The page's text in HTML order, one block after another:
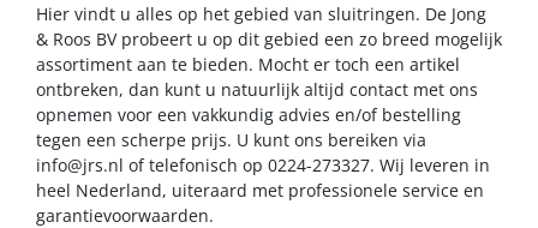
Hier vindt u alles op het gebied van sluitringen. De Jong
& Roos BV probeert u op dit gebied een zo breed mogelijk
assortiment aan te bieden. Mocht er toch een artikel
ontbreken, dan kunt u natuurlijk altijd contact met ons
opnemen voor een vakkundig advies en/of bestelling
tegen een scherpe prijs. U kunt ons bereiken via
info@jrs.nl of telefonisch op 0224-273327. Wij leveren in
heel Nederland, uiteraard met professionele service en
garantievoorwaarden.